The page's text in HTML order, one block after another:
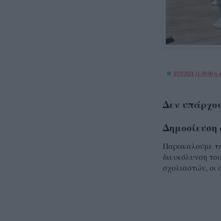
@ 3/23/2024 11:30:00
Δεν
Δημοσίευση
Παρακαλούμε
διευκόλυνση
σχολιαστών, οι